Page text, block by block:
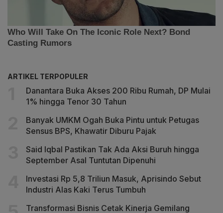
ARTIKEL TERPOPULER
Danantara Buka Akses 200 Ribu Rumah, DP Mulai
1% hingga Tenor 30 Tahun
Banyak UMKM Ogah Buka Pintu untuk Petugas
Sensus BPS, Khawatir Diburu Pajak
Said Iqbal Pastikan Tak Ada Aksi Buruh hingga
September Asal Tuntutan Dipenuhi
Investasi Rp 5,8 Triliun Masuk, Aprisindo Sebut
Industri Alas Kaki Terus Tumbuh
Transformasi Bisnis Cetak Kinerja Gemilang